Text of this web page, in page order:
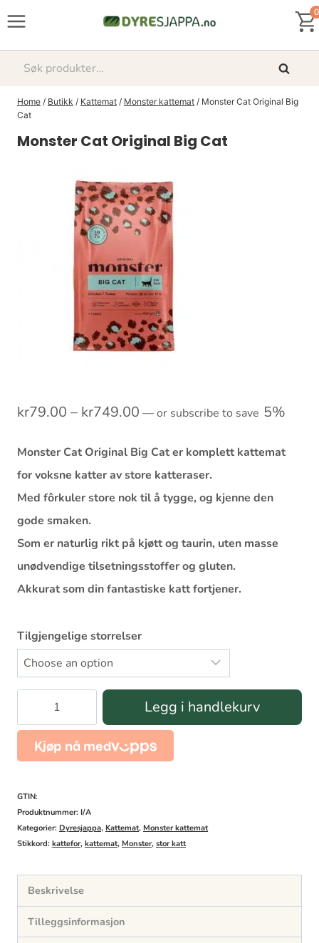
0
Søk
Søk
Home / Butikk / Kattemat / Monster kattemat / Monster Cat Original Big
Cat
Monster Cat Original Big Cat
kr79.00 – kr749.00Prisområde:
til
kr749.00
—or subscribe to save 5%
Monster Cat Original Big Cat er komplett kattemat
for voksne katter av store katteraser.
Med fôrkuler store nok til å tygge, og kjenne den
gode smaken.
Som er naturlig rikt på kjøtt og taurin, uten masse
unødvendige tilsetningsstoffer og gluten.
Akkurat som din fantastiske katt fortjener.
Tilgjengelige storrelser
Monster
Cat
Original
Cat
antall
Legg i handlekurv
GTIN:
Produktnummer: I/A
Kategorier: Dyresjappa, Kattemat, Monster kattemat
Stikkord: kattefor, kattemat, Monster, stor katt
Beskrivelse
Tilleggsinformasjon